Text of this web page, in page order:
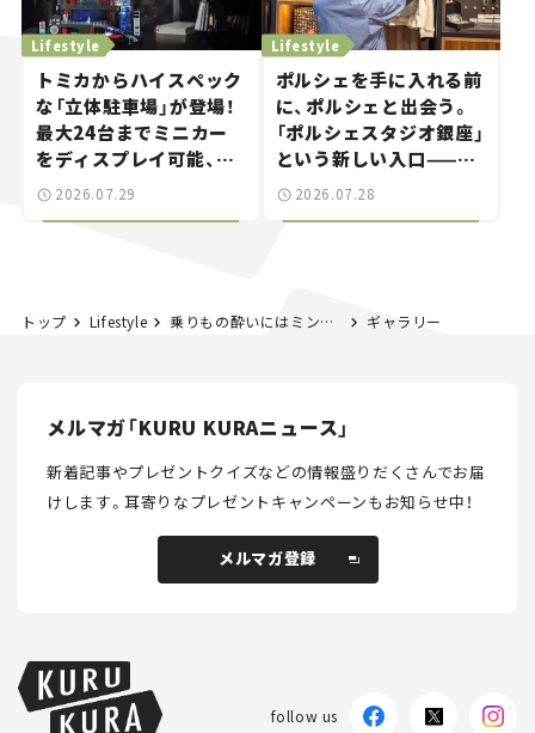
トミカからハイスペック
な「立体駐車場」が登場！
最大24台までミニカー
をディスプレイ可能、特
別な「日産 GT-R
Lifestyle
2026.07.29
ポルシェを手に入れる前
に、ポルシェと出会う。
「ポルシェスタジオ銀座」
という新しい入口——連
載｜CCGとクルマでどう
Lifestyle
2026.07.28
トップ Lifestyle 乗りもの酔いにはミントガムが効くって本当!? ロッテの研究で酔いの軽減が明らかに！ ギャラリー
メルマガ「KURU KURAニュース」
新着記事やプレゼントクイズなどの情報盛りだくさんでお届
けします。耳寄りなプレゼントキャンペーンもお知らせ中！
メルマガ登録
follow us